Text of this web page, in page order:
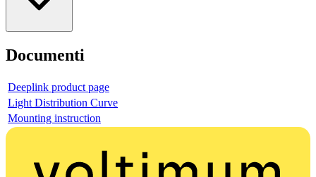
Documenti
Deeplink product page
Light Distribution Curve
Mounting instruction